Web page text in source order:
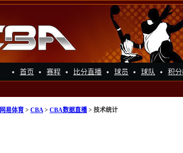
首页 赛程 比分直播 球员 球队 积
网易体育 > CBA> CBA数据直播> 技术统计